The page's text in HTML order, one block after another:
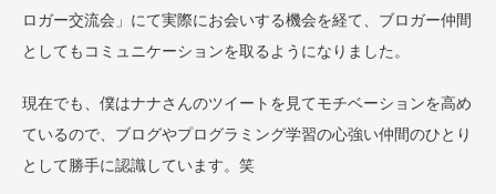
ロガー交流会」にて実際にお会いする機会を経て、ブロガー仲間
としてもコミュニケーションを取るようになりました。
現在でも、僕はナナさんのツイートを見てモチベーションを高め
ているので、ブログやプログラミング学習の心強い仲間のひとり
として勝手に認識しています。笑